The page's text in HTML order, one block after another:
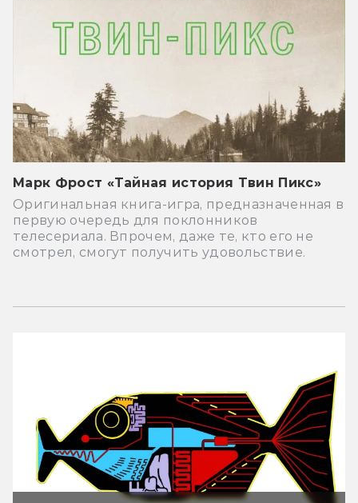
Марк Фрост «Тайная история Твин Пикс»
Оригинальная книга-игра, предназначенная в
первую очередь для поклонников
телесериала. Впрочем, даже те, кто его не
смотрел, смогут получить удовольствие.